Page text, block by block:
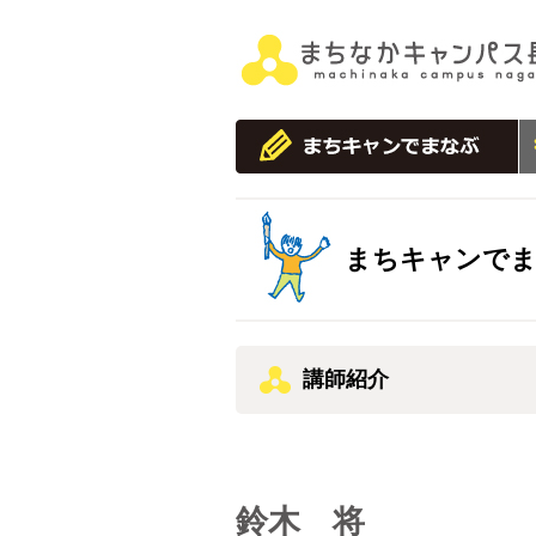
まちキャンで
講師紹介
鈴木 将